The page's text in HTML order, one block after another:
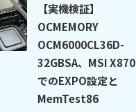
【実機検証】
OCMEMORY
OCM6000CL36D-
32GBSA、MSI X870
でのEXPO設定と
MemTest86